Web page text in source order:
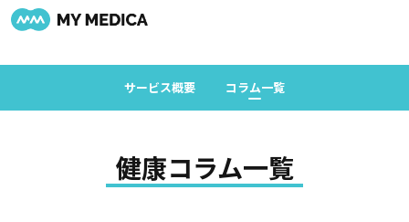
サービス概要 コラム一覧
健康コラム一覧